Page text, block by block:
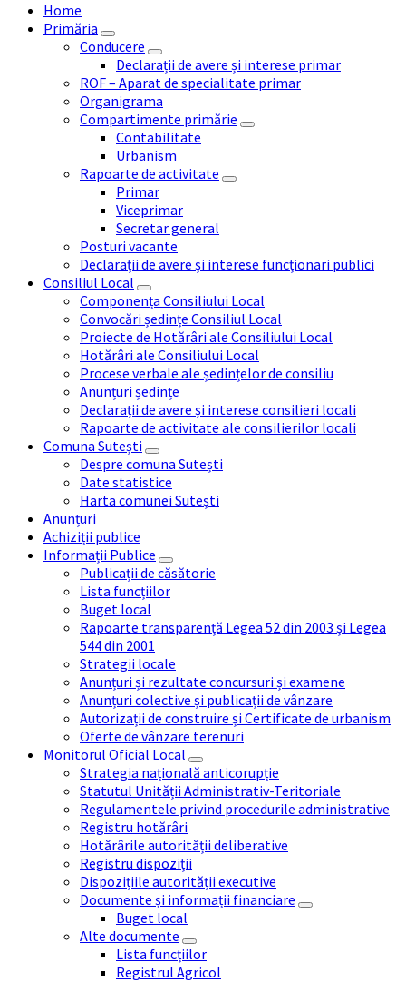
Home
Primăria
Conducere
Declarații de avere și interese primar
ROF – Aparat de specialitate primar
Organigrama
Compartimente primărie
Contabilitate
Urbanism
Rapoarte de activitate
Primar
Viceprimar
Secretar general
Posturi vacante
Declarații de avere și interese funcționari publici
Consiliul Local
Componența Consiliului Local
Convocări ședințe Consiliul Local
Proiecte de Hotărâri ale Consiliului Local
Hotărâri ale Consiliului Local
Procese verbale ale ședințelor de consiliu
Anunțuri ședințe
Declarații de avere și interese consilieri locali
Rapoarte de activitate ale consilierilor locali
Comuna Sutești
Despre comuna Sutești
Date statistice
Harta comunei Sutești
Anunțuri
Achiziții publice
Informații Publice
Publicații de căsătorie
Lista funcțiilor
Buget local
Rapoarte transparență Legea 52 din 2003 și Legea
544 din 2001
Strategii locale
Anunțuri și rezultate concursuri și examene
Anunțuri colective și publicații de vânzare
Autorizații de construire și Certificate de urbanism
Oferte de vânzare terenuri
Monitorul Oficial Local
Strategia națională anticorupție
Statutul Unității Administrativ-Teritoriale
Regulamentele privind procedurile administrative
Registru hotărâri
Hotărârile autorității deliberative
Registru dispoziții
Dispozițiile autorității executive
Documente și informații financiare
Buget local
Alte documente
Lista funcțiilor
Registrul Agricol